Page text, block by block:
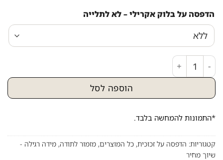
הדפסה על בלוק אקרילי – לא לתלייה
כמות של 2853 - ברכת מזמור לתודה על רקע שיש שחור וזהב על קנבס או זכוכית
הוספה לסל
*התמונות להמחשה בלבד.
קטגוריות: הדפסה על זכוכית, כל המוצרים, מזמור לתודה, מידה רגילה -
שיוך מחיר